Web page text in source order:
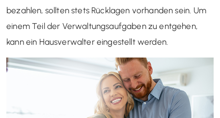
bezahlen, sollten stets Rücklagen vorhanden sein. Um
einem Teil der Verwaltungsaufgaben zu entgehen,
kann ein Hausverwalter eingestellt werden.